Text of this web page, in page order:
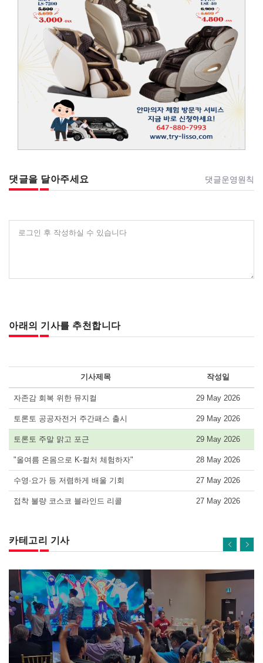
댓글을 달아주세요 댓글운영원칙
로그인 후 작성하실 수 있습니다
아래의 기사를 추천합니다
기사제목 작성일
자존감 회복 위한 뮤지컬 29 May 2026
토론토 공공자전거 주간패스 출시 29 May 2026
토론토 주말 맑고 포근 29 May 2026
"올여름 온몸으로 K-컬처 체험하자" 28 May 2026
수영·요가 등 저렴하게 배울 기회 27 May 2026
접착 불량 코스코 블라인드 리콜 27 May 2026
카테고리 기사